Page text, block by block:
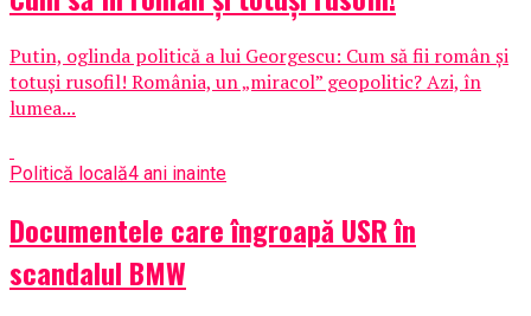
Putin, oglinda politică a lui Georgescu: Cum să fii român și
totuși rusofil! România, un „miracol” geopolitic? Azi, în
lumea...
Politică locală4 ani inainte
Documentele care îngroapă USR în
scandalul BMW